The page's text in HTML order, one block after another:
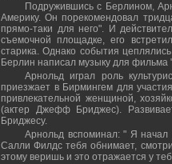
Подружившись с Берлином,
Америку. Он порекомендовал
прямо-таки для него". И
съемочной площадке, его
старика. Однако события
Берлин написал музыку для фильма
Арнольд играл роль
приезжает в Бирмингем для
привлекательной женщиной,
(актер Джефф Бриджес).
Бриджесу.
Арнольд вспоминал: " Я начал
Салли Филдс тебя обнимает,
этому веришь и это отражается у